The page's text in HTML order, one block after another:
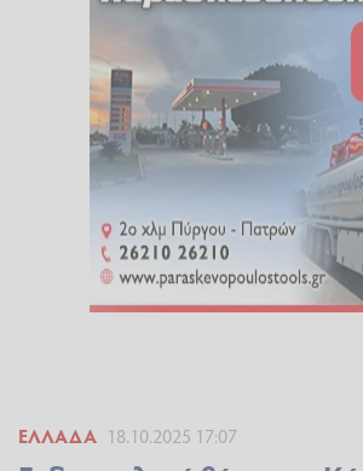
ΕΛΛΆΔΑ 18.10.2025 17:07